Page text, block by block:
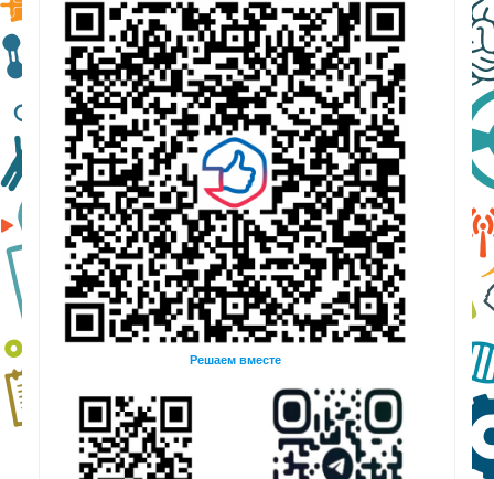
Решаем вместе